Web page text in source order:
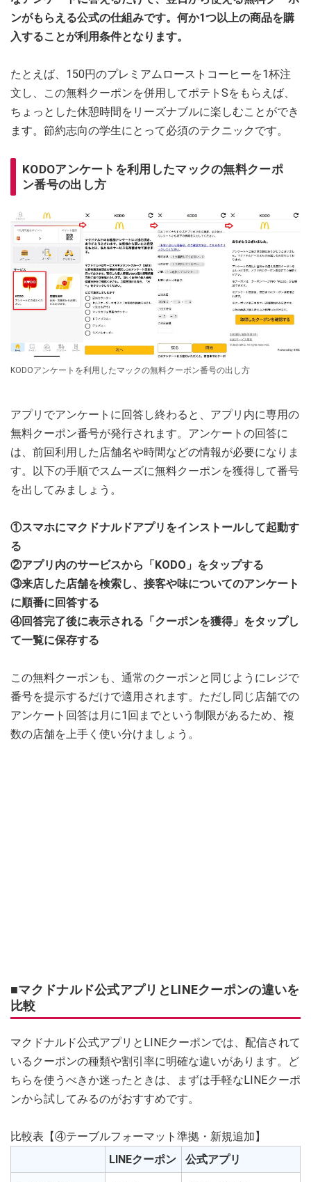
ンがもらえる公式の仕組みです。何か1つ以上の商品を購
入することが利用条件となります。
たとえば、150円のプレミアムローストコーヒーを1杯注
文し、この無料クーポンを併用してポテトSをもらえば、
ちょっとした休憩時間をリーズナブルに楽しむことができ
ます。節約志向の学生にとって必須のテクニックです。
KODOアンケートを利用したマックの無料クーポ
ン番号の出し方
KODOアンケートを利用したマックの無料クーポン番号の出し方
アプリでアンケートに回答し終わると、アプリ内に専用の
無料クーポン番号が発行されます。アンケートの回答に
は、前回利用した店舗名や時間などの情報が必要になりま
す。以下の手順でスムーズに無料クーポンを獲得して番号
を出してみましょう。
①スマホにマクドナルドアプリをインストールして起動す
る
②アプリ内のサービスから「KODO」をタップする
③来店した店舗を検索し、接客や味についてのアンケート
に順番に回答する
④回答完了後に表示される「クーポンを獲得」をタップし
て一覧に保存する
この無料クーポンも、通常のクーポンと同じようにレジで
番号を提示するだけで適用されます。ただし同じ店舗での
アンケート回答は月に1回までという制限があるため、複
数の店舗を上手く使い分けましょう。
■マクドナルド公式アプリとLINEクーポンの違いを
比較
マクドナルド公式アプリとLINEクーポンでは、配信されて
いるクーポンの種類や割引率に明確な違いがあります。ど
ちらを使うべきか迷ったときは、まずは手軽なLINEクーポ
ンから試してみるのがおすすめです。
比較表【④テーブルフォーマット準拠・新規追加】
LINEクーポン
公式アプリ